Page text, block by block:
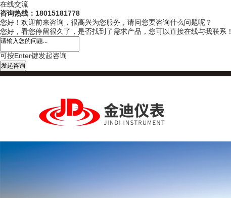
在线交流
咨询热线：18015181778
您好！欢迎前来咨询，很高兴为您服务，请问您要咨询什么问题呢？
您好，看您停留很久了，是否找到了需求产品，您可以直接在线与我联系！
可按Enter键发起咨询
发起咨询